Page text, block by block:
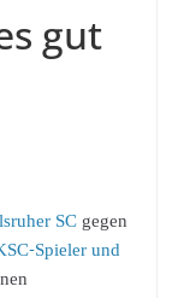
gut
SCgegen
Spieler und